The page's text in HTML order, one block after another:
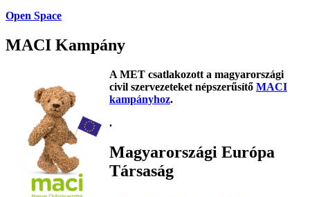
Open Space
MACI Kampány
A MET csatlakozott a magyarországi
civil szervezeteket népszerűsítő MACI
kampányhoz.
.
Magyarországi Európa
Társaság